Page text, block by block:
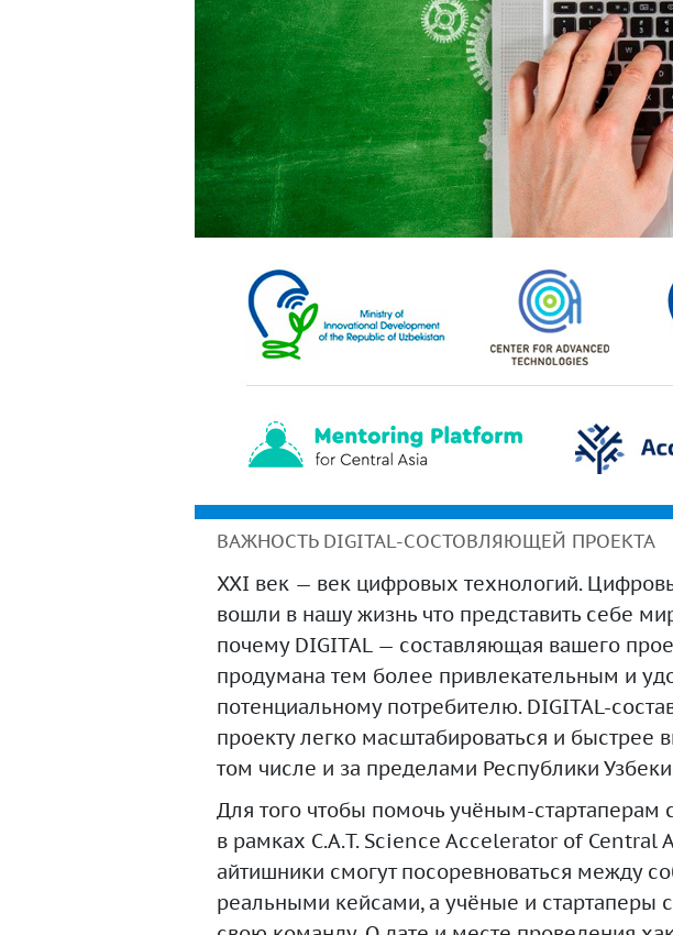
ВАЖНОСТЬ DIGITAL-СОСТОВЛЯЮЩЕЙ ПРОЕКТА
XXI век — век цифровых технологий.
вошли в нашу жизнь что представить себе
почему DIGITAL — составляющая вашего
продумана тем более привлекательным и
потенциальному потребителю. DIGITAL-
проекту легко масштабироваться и быстрее
том числе и за пределами Республики
Для того чтобы помочь учёным-стартаперам
в рамках C.A.T. Science Accelerator of Central
айтишники смогут посоревноваться между
реальными кейсами, а учёные и стартаперы